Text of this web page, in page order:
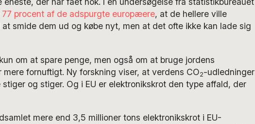
procent af de adspurgte europæere, at de hellere ville
smide dem ud og købe nyt, men at det ofte ikke kan lade sig
om at spare penge, men også om at bruge jordens
fornuftigt. Ny forskning viser, at verdens CO2-udledninger
og stiger. Og i EU er elektronikskrot den type affald, der
mere end 3,5 millioner tons elektronikskrot i EU-